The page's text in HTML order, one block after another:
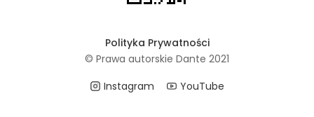
Polityka Prywatności
© Prawa autorskie Dante 2021
Instagram
YouTube